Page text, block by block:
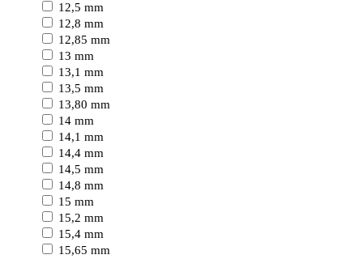
12,5 mm
12,8 mm
12,85 mm
13 mm
13,1 mm
13,5 mm
13,80 mm
14 mm
14,1 mm
14,4 mm
14,5 mm
14,8 mm
15 mm
15,2 mm
15,4 mm
15,65 mm